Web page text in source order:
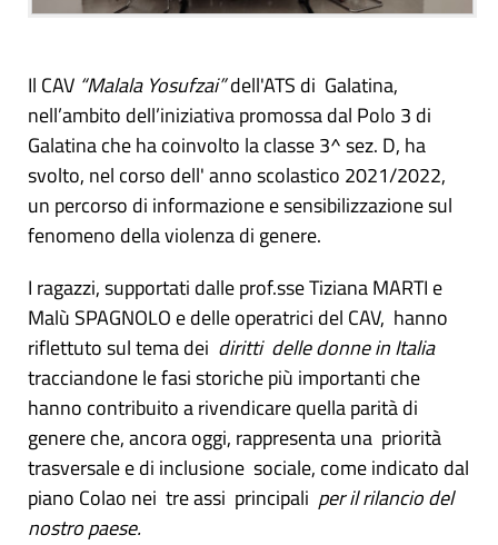
Il CAV “Malala Yosufzai”dell'ATS di Galatina,
nell’ambito dell’iniziativa promossa dal Polo 3 di
Galatina che ha coinvolto la classe 3^ sez. D, ha
svolto, nel corso dell' anno scolastico 2021/2022,
un percorso di informazione e sensibilizzazione sul
fenomeno della violenza di genere.
I ragazzi, supportati dalle prof.sse Tiziana MARTI e
Malù SPAGNOLO e delle operatrici del CAV, hanno
riflettuto sul tema dei diritti delle donne in Italia
tracciandone le fasi storiche più importanti che
hanno contribuito a rivendicare quella parità di
genere che, ancora oggi, rappresenta una priorità
trasversale e di inclusione sociale, come indicato dal
piano Colao nei tre assi principali per il rilancio del
nostro paese.